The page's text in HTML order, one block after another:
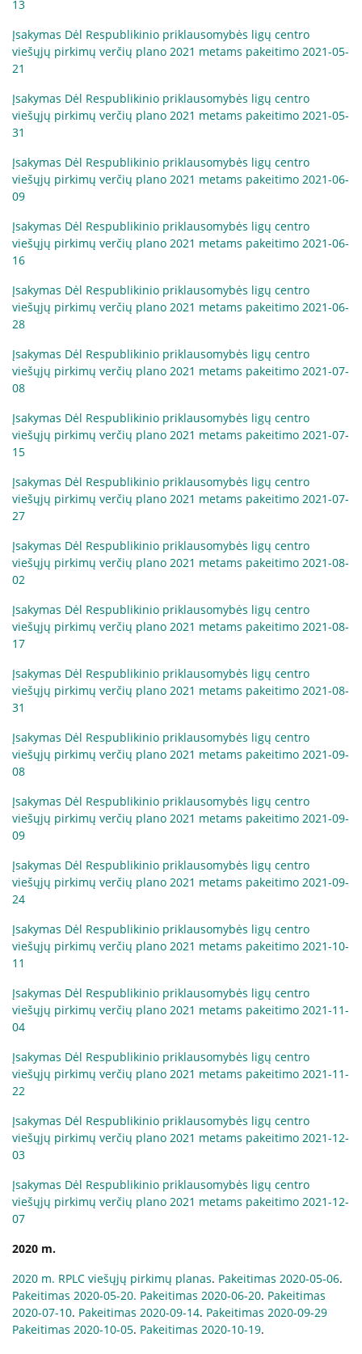
13
Įsakymas Dėl Respublikinio priklausomybės ligų centro
viešųjų pirkimų verčių plano 2021 metams pakeitimo 2021-05-
21
Įsakymas Dėl Respublikinio priklausomybės ligų centro
viešųjų pirkimų verčių plano 2021 metams pakeitimo 2021-05-
31
Įsakymas Dėl Respublikinio priklausomybės ligų centro
viešųjų pirkimų verčių plano 2021 metams pakeitimo 2021-06-
09
Įsakymas Dėl Respublikinio priklausomybės ligų centro
viešųjų pirkimų verčių plano 2021 metams pakeitimo 2021-06-
16
Įsakymas Dėl Respublikinio priklausomybės ligų centro
viešųjų pirkimų verčių plano 2021 metams pakeitimo 2021-06-
28
Įsakymas Dėl Respublikinio priklausomybės ligų centro
viešųjų pirkimų verčių plano 2021 metams pakeitimo 2021-07-
08
Įsakymas Dėl Respublikinio priklausomybės ligų centro
viešųjų pirkimų verčių plano 2021 metams pakeitimo 2021-07-
15
Įsakymas Dėl Respublikinio priklausomybės ligų centro
viešųjų pirkimų verčių plano 2021 metams pakeitimo 2021-07-
27
Įsakymas Dėl Respublikinio priklausomybės ligų centro
viešųjų pirkimų verčių plano 2021 metams pakeitimo 2021-08-
02
Įsakymas Dėl Respublikinio priklausomybės ligų centro
viešųjų pirkimų verčių plano 2021 metams pakeitimo 2021-08-
17
Įsakymas Dėl Respublikinio priklausomybės ligų centro
viešųjų pirkimų verčių plano 2021 metams pakeitimo 2021-08-
31
Įsakymas Dėl Respublikinio priklausomybės ligų centro
viešųjų pirkimų verčių plano 2021 metams pakeitimo 2021-09-
08
Įsakymas Dėl Respublikinio priklausomybės ligų centro
viešųjų pirkimų verčių plano 2021 metams pakeitimo 2021-09-
09
Įsakymas Dėl Respublikinio priklausomybės ligų centro
viešųjų pirkimų verčių plano 2021 metams pakeitimo 2021-09-
24
Įsakymas Dėl Respublikinio priklausomybės ligų centro
viešųjų pirkimų verčių plano 2021 metams pakeitimo 2021-10-
11
Įsakymas Dėl Respublikinio priklausomybės ligų centro
viešųjų pirkimų verčių plano 2021 metams pakeitimo 2021-11-
04
Įsakymas Dėl Respublikinio priklausomybės ligų centro
viešųjų pirkimų verčių plano 2021 metams pakeitimo 2021-11-
22
Įsakymas Dėl Respublikinio priklausomybės ligų centro
viešųjų pirkimų verčių plano 2021 metams pakeitimo 2021-12-
03
Įsakymas Dėl Respublikinio priklausomybės ligų centro
viešųjų pirkimų verčių plano 2021 metams pakeitimo 2021-12-
07
2020 m.
2020 m. RPLC viešųjų pirkimų planas. Pakeitimas 2020-05-06.
Pakeitimas 2020-05-20. Pakeitimas 2020-06-20. Pakeitimas
2020-07-10. Pakeitimas 2020-09-14. Pakeitimas 2020-09-29
Pakeitimas 2020-10-05. Pakeitimas 2020-10-19.